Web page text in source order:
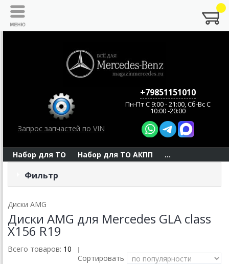
Запрос запчастей по VIN
+79851151010
Пн-Пт C 9:00 - 21:00, Сб-Вс С
10:00 -20:00
Набор для ТО Набор для ТО АКПП ...
Фильтр
Диски AMG
Диски AMG для Mercedes GLA class
X156 R19
Всего товаров: 10 |
Сортировать